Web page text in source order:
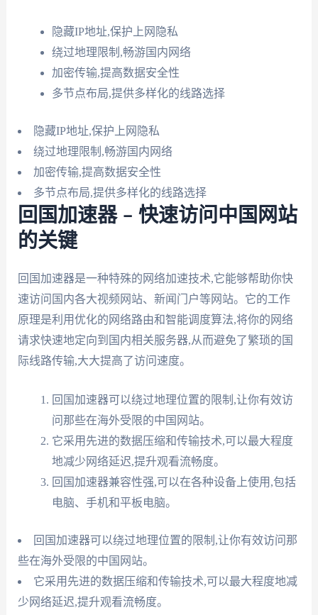
隐藏IP地址,保护上网隐私
绕过地理限制,畅游国内网络
加密传输,提高数据安全性
多节点布局,提供多样化的线路选择
隐藏IP地址,保护上网隐私
绕过地理限制,畅游国内网络
加密传输,提高数据安全性
多节点布局,提供多样化的线路选择
回国加速器 – 快速访问中国网站
的关键
回国加速器是一种特殊的网络加速技术,它能够帮助你快
速访问国内各大视频网站、新闻门户等网站。它的工作
原理是利用优化的网络路由和智能调度算法,将你的网络
请求快速地定向到国内相关服务器,从而避免了繁琐的国
际线路传输,大大提高了访问速度。
回国加速器可以绕过地理位置的限制,让你有效访
问那些在海外受限的中国网站。
它采用先进的数据压缩和传输技术,可以最大程度
地减少网络延迟,提升观看流畅度。
回国加速器兼容性强,可以在各种设备上使用,包括
电脑、手机和平板电脑。
回国加速器可以绕过地理位置的限制,让你有效访问那
些在海外受限的中国网站。
它采用先进的数据压缩和传输技术,可以最大程度地减
少网络延迟,提升观看流畅度。